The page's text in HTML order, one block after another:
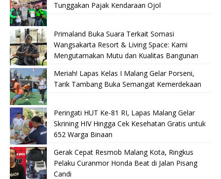
Tunggakan Pajak Kendaraan Ojol
Primaland Buka Suara Terkait Somasi
Wangsakarta Resort & Living Space: Kami
Mengutamakan Mutu dan Kualitas Bangunan
Meriah! Lapas Kelas I Malang Gelar Porseni,
Tarik Tambang Buka Semangat Kemerdekaan
Peringati HUT Ke-81 RI, Lapas Malang Gelar
Skrining HIV Hingga Cek Kesehatan Gratis untuk
652 Warga Binaan
Gerak Cepat Resmob Malang Kota, Ringkus
Pelaku Curanmor Honda Beat di Jalan Pisang
Candi